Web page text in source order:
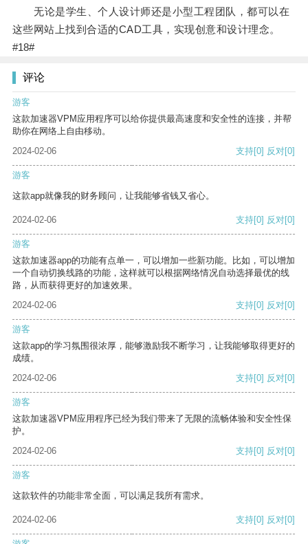
无论是学生、个人设计师还是小型工程团队，都可以在
这些网站上找到合适的CAD工具，实现创意和设计理念。
#18#
评论
游客
这款加速器VPM应用程序可以给你提供最高速度和安全性的连接，并帮
助你在网络上自由移动。
2024-02-06
支持[0] 反对[0]
游客
这款app就像我的财务顾问，让我能够省钱又省心。
2024-02-06 支持[0] 反对[0]
游客
这款加速器app的功能有点单一，可以增加一些新功能。比如，可以增加
一个自动切换线路的功能，这样就可以根据网络情况自动选择最优的线
路，从而获得更好的加速效果。
2024-02-06
支持[0] 反对[0]
游客
这款app的学习氛围很浓厚，能够激励我不断学习，让我能够取得更好的
成绩。
2024-02-06
支持[0] 反对[0]
游客
这款加速器VPM应用程序已经为我们带来了无限的流畅体验和安全性保
护。
2024-02-06
支持[0] 反对[0]
游客
这款软件的功能非常全面，可以满足我所有需求。
2024-02-06 支持[0] 反对[0]